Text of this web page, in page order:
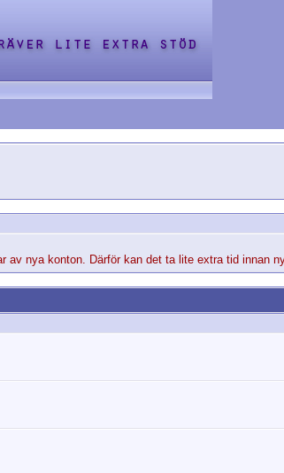
av nya konton. Därför kan det ta lite extra tid innan